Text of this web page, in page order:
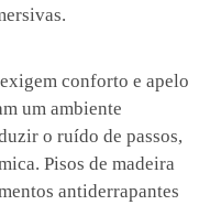
conforto e apelo
um ambiente
o ruído de passos,
Pisos de madeira
antiderrapantes